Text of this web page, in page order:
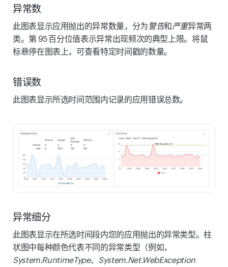
异常数
此图表显示应用抛出的异常数量，分为警告和严重异常两
类。第 95 百分位值表示异常出现频次的典型上限。将鼠
标悬停在图表上，可查看特定时间戳的数量。
错误数
此图表显示所选时间范围内记录的应用错误总数。
异常细分
此图表显示在所选时间段内您的应用抛出的异常类型。柱
状图中每种颜色代表不同的异常类型（例如，
System.RuntimeType、 System.Net.WebException